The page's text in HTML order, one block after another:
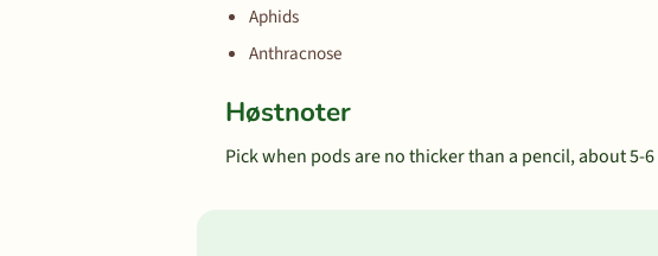
Aphids
Anthracnose
Høstnoter
Pick when pods are no thicker than a pencil, about